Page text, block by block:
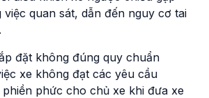
quan sát, dẫn đến nguy cơ tai
đặt không đúng quy chuẩn
xe không đạt các yêu cầu
phiền phức cho chủ xe khi đưa xe